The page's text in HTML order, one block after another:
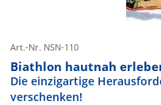
Art.-Nr. NSN-110
Biathlon hautnah
Die einzigartige
verschenken!